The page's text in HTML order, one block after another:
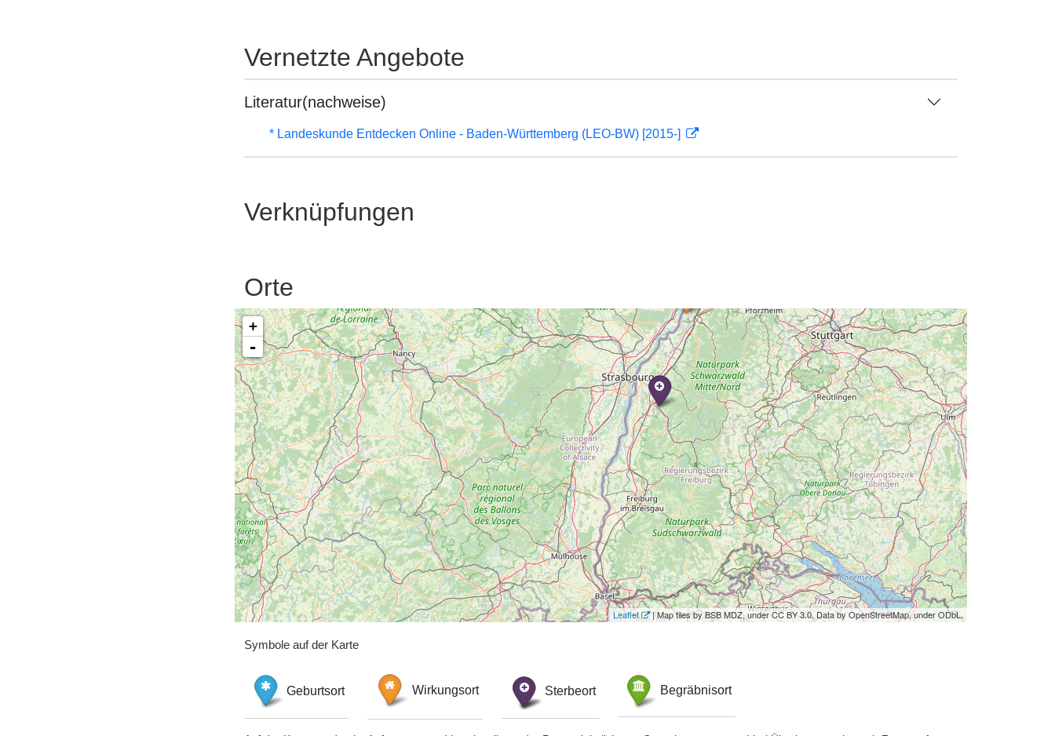
Vernetzte Angebote
Literatur(nachweise)
* Landeskunde Entdecken Online - Baden-Württemberg (LEO-BW) [2015-]
Verknüpfungen
Orte
+
-
Leaflet | Map tiles by BSB MDZ, under CC BY 3.0. Data by OpenStreetMap, under ODbL.
Symbole auf der Karte
Geburtsort Wirkungsort Sterbeort Begräbnisort